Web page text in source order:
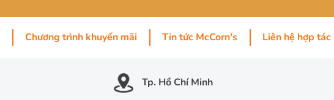
Chương trình khuyến mãi Tin tức McCorn's Liên hệ hợp tác
Tp. Hồ Chí Minh